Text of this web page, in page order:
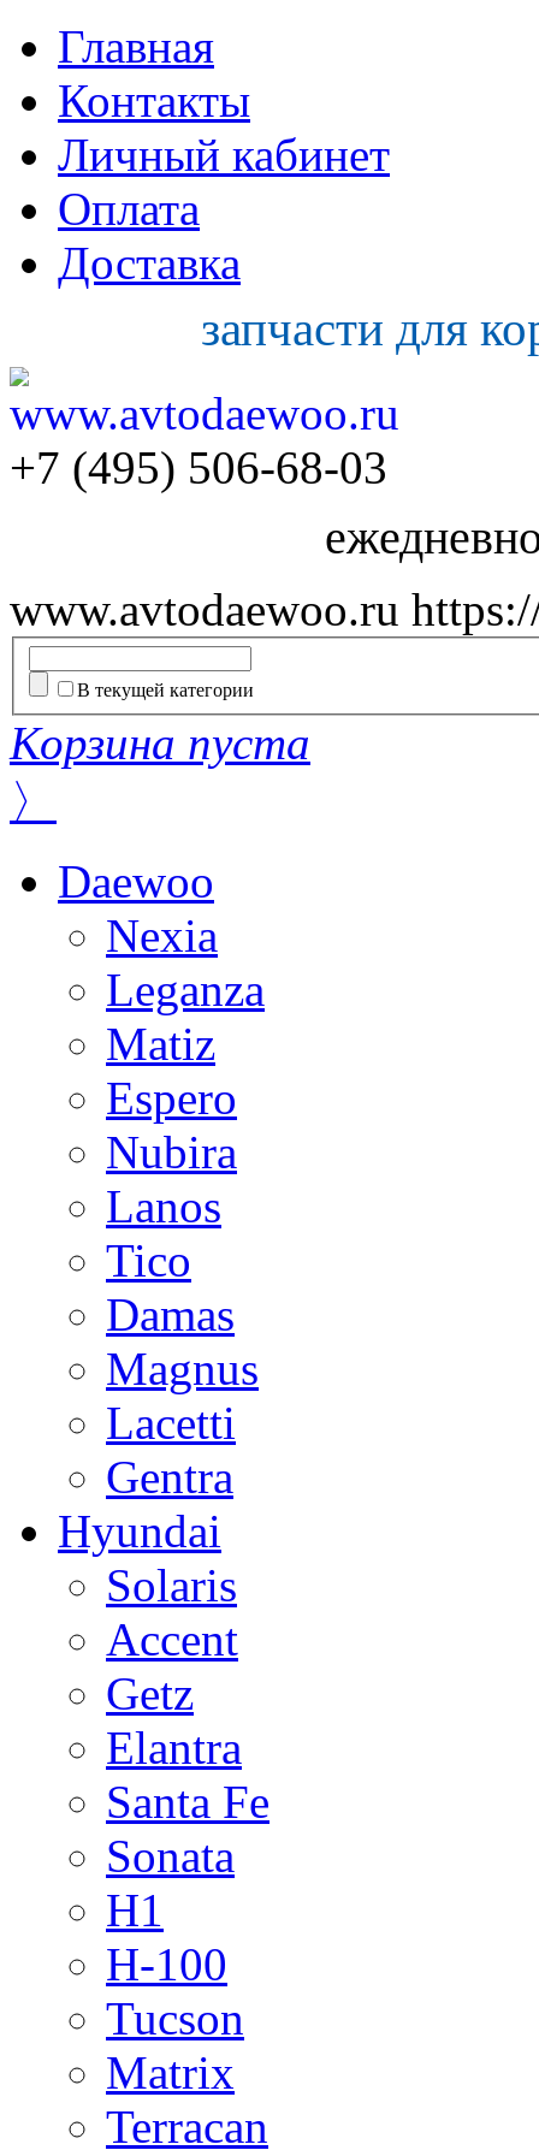
Главная
Контакты
Личный кабинет
Оплата
Доставка
запчасти для
+7 (495) 506-68-03
www.avtodaewoo.ru
В текущей категории
Корзина пуста
〉
Daewoo
Nexia
Leganza
Matiz
Espero
Nubira
Lanos
Tico
Damas
Magnus
Lacetti
Gentra
Hyundai
Solaris
Accent
Getz
Elantra
Santa Fe
Sonata
H1
H-100
Tucson
Matrix
Terracan